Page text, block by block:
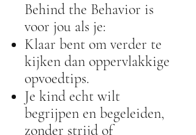
Behind the Behavior is
voor jou als je:
Klaar bent om verder te
kijken dan oppervlakkige
opvoedtips.
Je kind echt wilt
begrijpen en begeleiden,
zonder strijd of